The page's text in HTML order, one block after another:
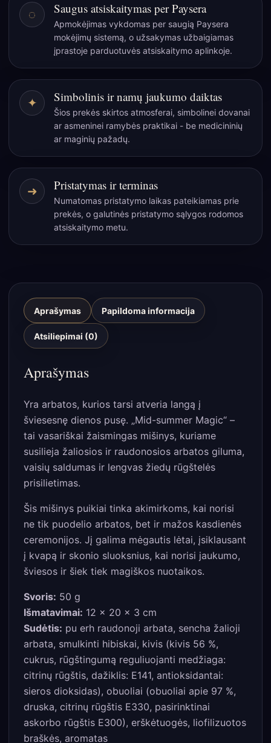
Magic“
50
vidurvasario
vaisių
ir
žolelių
paslaptis
◌ Saugus atsiskaitymas per Paysera
Apmokėjimas vykdomas per saugią Paysera
mokėjimų sistemą, o užsakymas užbaigiamas
įprastoje parduotuvės atsiskaitymo aplinkoje.
✦ Simbolinis ir namų jaukumo daiktas
Šios prekės skirtos atmosferai, simbolinei dovanai
ar asmeninei ramybės praktikai - be medicininių
ar maginių pažadų.
➜ Pristatymas ir terminas
Numatomas pristatymo laikas pateikiamas prie
prekės, o galutinės pristatymo sąlygos rodomos
atsiskaitymo metu.
Aprašymas Papildoma informacija
Atsiliepimai (0)
Aprašymas
Yra arbatos, kurios tarsi atveria langą į
šviesesnę dienos pusę. „Mid-summer Magic“ –
tai vasariškai žaismingas mišinys, kuriame
susilieja žaliosios ir raudonosios arbatos giluma,
vaisių saldumas ir lengvas žiedų rūgštelės
prisilietimas.
Šis mišinys puikiai tinka akimirkoms, kai norisi
ne tik puodelio arbatos, bet ir mažos kasdienės
ceremonijos. Jį galima mėgautis lėtai, įsiklausant
į kvapą ir skonio sluoksnius, kai norisi jaukumo,
šviesos ir šiek tiek magiškos nuotaikos.
Svoris: 50 g
Išmatavimai: 12 × 20 × 3 cm
Sudėtis: pu erh raudonoji arbata, sencha žalioji
arbata, smulkinti hibiskai, kivis (kivis 56 %,
cukrus, rūgštingumą reguliuojanti medžiaga:
citrinų rūgštis, dažiklis: E141, antioksidantai:
sieros dioksidas), obuoliai (obuoliai apie 97 %,
druska, citrinų rūgštis E330, pasirinktinai
askorbo rūgštis E300), erškėtuogės, liofilizuotos
braškės, aromatas